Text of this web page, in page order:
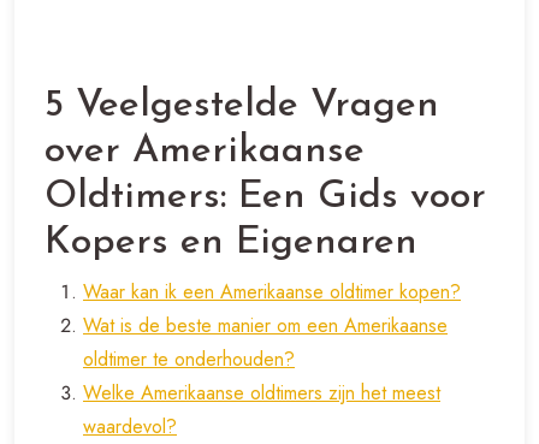
5 Veelgestelde Vragen
over Amerikaanse
Oldtimers: Een Gids voor
Kopers en Eigenaren
Waar kan ik een Amerikaanse oldtimer kopen?
Wat is de beste manier om een Amerikaanse
oldtimer te onderhouden?
Welke Amerikaanse oldtimers zijn het meest
waardevol?